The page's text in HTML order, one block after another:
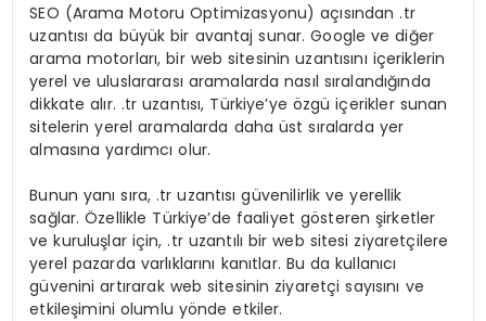
SEO (Arama Motoru Optimizasyonu) açısından .tr
uzantısı da büyük bir avantaj sunar. Google ve diğer
arama motorları, bir web sitesinin uzantısını içeriklerin
yerel ve uluslararası aramalarda nasıl sıralandığında
dikkate alır. .tr uzantısı, Türkiye’ye özgü içerikler sunan
sitelerin yerel aramalarda daha üst sıralarda yer
almasına yardımcı olur.
Bunun yanı sıra, .tr uzantısı güvenilirlik ve yerellik
sağlar. Özellikle Türkiye’de faaliyet gösteren şirketler
ve kuruluşlar için, .tr uzantılı bir web sitesi ziyaretçilere
yerel pazarda varlıklarını kanıtlar. Bu da kullanıcı
güvenini artırarak web sitesinin ziyaretçi sayısını ve
etkileşimini olumlu yönde etkiler.